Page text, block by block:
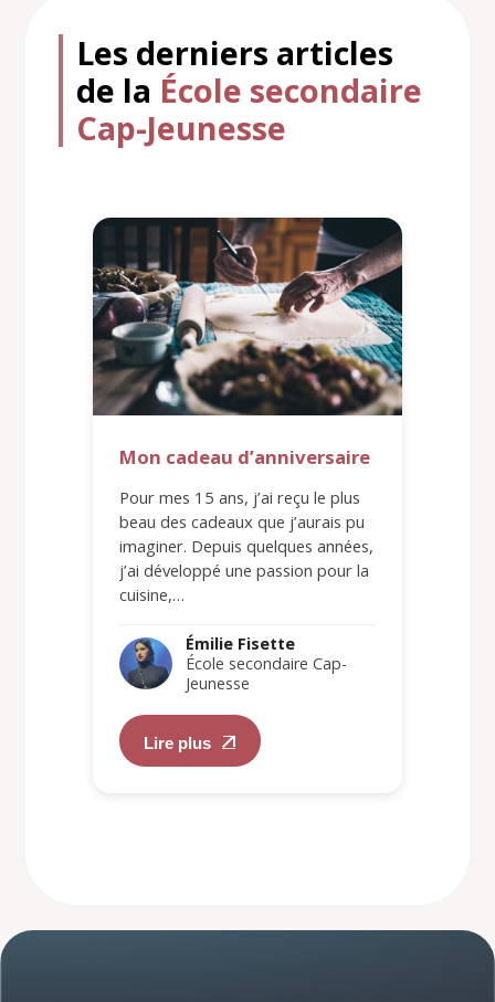
Les derniers articles
de la École secondaire
Cap-Jeunesse
Mon cadeau d’anniversaire
Pour mes 15 ans, j’ai reçu le plus
beau des cadeaux que j’aurais pu
imaginer. Depuis quelques années,
j’ai développé une passion pour la
cuisine,…
Émilie Fisette
École secondaire Cap-
Jeunesse
Lire plus